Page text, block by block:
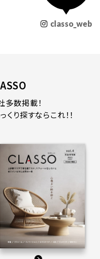
classo_web
数掲載！
り探すならこれ！！